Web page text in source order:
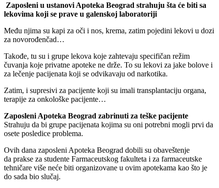
Zaposleni u ustanovi Apoteka Beograd strahuju šta će biti sa
lekovima koji se prave u galenskoj laboratoriji
Među njima su kapi za oči i nos, krema, zatim pojedini lekovi u dozi
za novorođenčad…
Takođe, tu su i grupe lekova koje zahtevaju specifičan režim
čuvanja koje privatne apoteke ne drže. To su lekovi za jake bolove i
za lečenje pacijenata koji se odvikavaju od narkotika.
Zatim, i supresivi za pacijente koji su imali transplantaciju organa,
terapije za onkološke pacijente…
Zaposleni Apoteka Beograd zabrinuti za teške pacijente
Strahuju da bi grupe pacijenata kojima su oni potrebni mogli prvi da
osete posledice problema.
Ovih dana zaposleni Apoteka Beograd dobili su obaveštenje
da prakse za studente Farmaceutskog fakulteta i za farmaceutske
tehničare više neće biti organizovane u ovim apotekama kao što je
do sada bio slučaj.